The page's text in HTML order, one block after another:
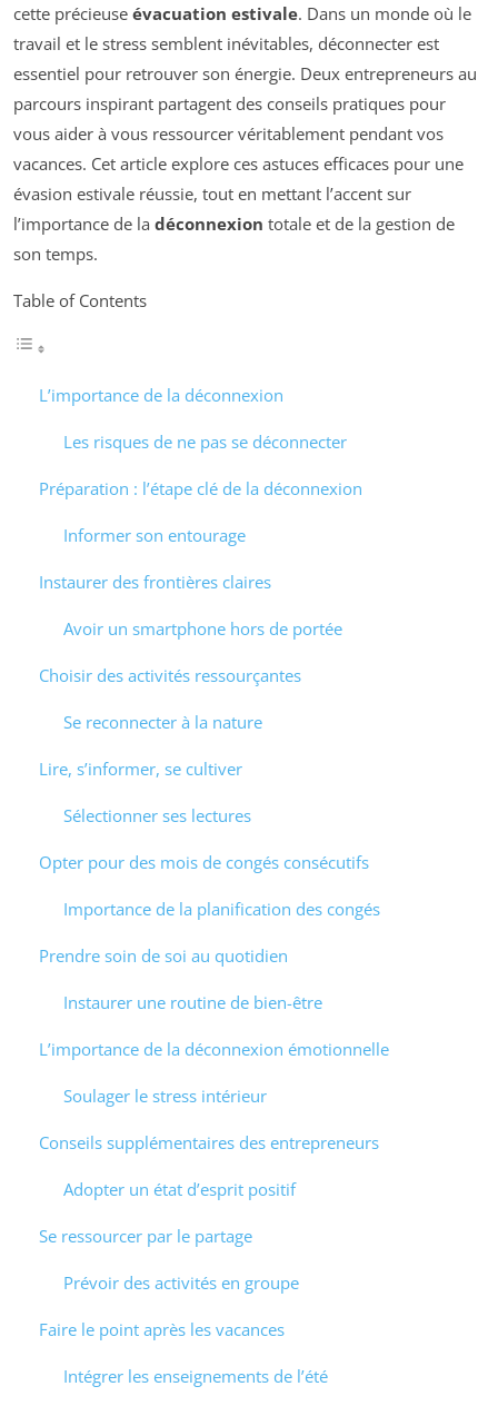
cette précieuse évacuation estivale. Dans un monde où le
travail et le stress semblent inévitables, déconnecter est
essentiel pour retrouver son énergie. Deux entrepreneurs au
parcours inspirant partagent des conseils pratiques pour
vous aider à vous ressourcer véritablement pendant vos
vacances. Cet article explore ces astuces efficaces pour une
évasion estivale réussie, tout en mettant l’accent sur
l’importance de la déconnexion totale et de la gestion de
son temps.
Table of Contents
L’importance de la déconnexion
Les risques de ne pas se déconnecter
Préparation : l’étape clé de la déconnexion
Informer son entourage
Instaurer des frontières claires
Avoir un smartphone hors de portée
Choisir des activités ressourçantes
Se reconnecter à la nature
Lire, s’informer, se cultiver
Sélectionner ses lectures
Opter pour des mois de congés consécutifs
Importance de la planification des congés
Prendre soin de soi au quotidien
Instaurer une routine de bien-être
L’importance de la déconnexion émotionnelle
Soulager le stress intérieur
Conseils supplémentaires des entrepreneurs
Adopter un état d’esprit positif
Se ressourcer par le partage
Prévoir des activités en groupe
Faire le point après les vacances
Intégrer les enseignements de l’été